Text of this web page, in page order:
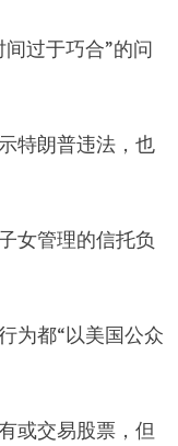
过于巧合”的问
特朗普违法，也
女管理的信托负
为都“以美国公众
或交易股票，但